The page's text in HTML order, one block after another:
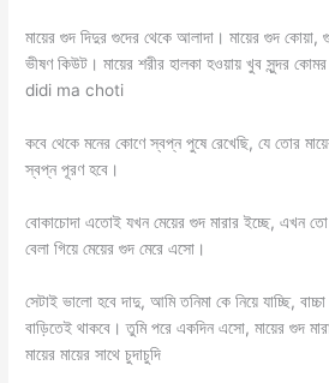
মায়ের গুদ দিদুর গুদের থেকে আলাদা। মায়ের গুদ কোয়া,
ভীষণ কিউট। মায়ের শরীর হালকা হওয়ায় খুব সুন্দর
didi ma choti
কবে থেকে মনের কোণে স্বপ্ন পুষে রেখেছি, যে তোর
স্বপ্ন পূরণ হবে।
বোকাচোদা এতোই যখন মেয়ের গুদ মারার ইচ্ছে, এখন তো
বেলা গিয়ে মেয়ের গুদ মেরে এসো।
সেটাই ভালো হবে দাদু, আমি তনিমা কে নিয়ে যাচ্ছি,
বাড়িতেই থাকবে। তুমি পরে একদিন এসো, মায়ের গুদ
মায়ের মায়ের সাথে চুদাচুদি